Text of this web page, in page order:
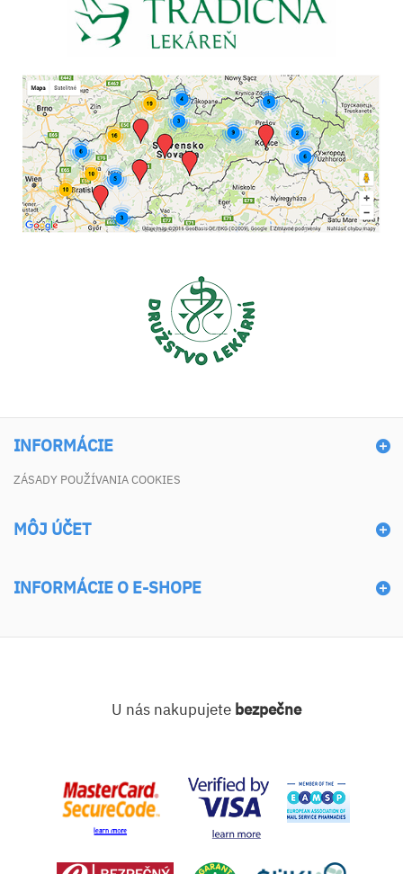
INFORMÁCIE
ZÁSADY POUŽÍVANIA COOKIES
MÔJ ÚČET
INFORMÁCIE O E-SHOPE
U nás nakupujete bezpečne